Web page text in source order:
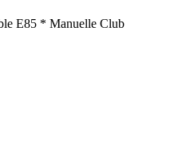
E85 * Manuelle Club